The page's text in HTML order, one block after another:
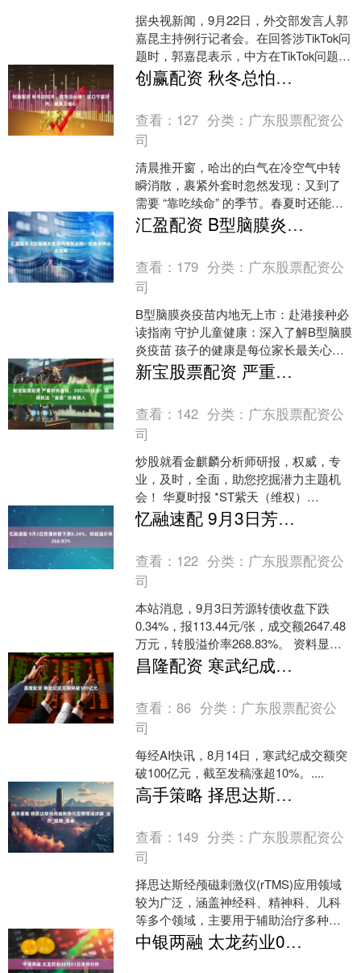
据央视新闻，9月22日，外交部发言人郭
嘉昆主持例行记者会。在回答涉TikTok问
题时，郭嘉昆表示，中方在TikTok问题上
的立场是清楚的，中国政府尊重企业意
愿，....
创赢配资 秋冬总怕冷、做饭没头绪？这口宁夏好肉，暖身又省心
查看： 127 分类： 广东股票配资公
司
清晨推开窗，哈出的白气在冷空气中转
瞬消散，裹紧外套时忽然发现：又到了
需要 “靠吃续命” 的季节。春夏时还能靠
凉菜、冰饮清爽度日，可一入秋冬，总
觉得手脚暖不热、下....
汇盈配资 B型脑膜炎疫苗内地无上市：赴港接种必读指南
查看： 179 分类： 广东股票配资公
司
B型脑膜炎疫苗内地无上市：赴港接种必
读指南 守护儿童健康：深入了解B型脑膜
炎疫苗 孩子的健康是每位家长最关心的
问题。面对种类繁多的疫苗，如何为孩
子做出最好的选择....
新宝股票配资 严重财务造假，300280退市！阻碍执法 “首恶”终身禁入
查看： 142 分类： 广东股票配资公
司
炒股就看金麒麟分析师研报，权威，专
业，及时，全面，助您挖掘潜力主题机
会！ 华夏时报 *ST紫天（维权）
（300280）将于9月15日复牌并进入退市
整理期。 9月....
忆融速配 9月3日芳源转债下跌0.34%，转股溢价率268.83%
查看： 122 分类： 广东股票配资公
司
本站消息，9月3日芳源转债收盘下跌
0.34%，报113.44元/张，成交额2647.48
万元，转股溢价率268.83%。 资料显
示，芳源转债信用级别为“BBB”....
昌隆配资 寒武纪成交额突破100亿元
查看：86 分类： 广东股票配资公
司
每经AI快讯，8月14日，寒武纪成交额突
破100亿元，截至发稿涨超10%。....
高手策略 择思达斯经颅磁刺激仪应用领域详解_治疗_反馈_患者
查看： 149 分类： 广东股票配资公
司
择思达斯经颅磁刺激仪(rTMS)应用领域
较为广泛，涵盖神经科、精神科、儿科
等多个领域，主要用于辅助治疗多种神
经功能障碍或精神心理症状。以下是其
主要应用领域的详细....
中银两融 太龙药业08月01日涨停分析